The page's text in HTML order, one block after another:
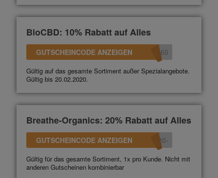
BioCBD: 10% Rabatt auf Alles
GUTSCHEINCODE ANZEIGEN 360
Gültig auf das gesamte Sortiment außer Spezialangebote.
Gültig bis 20.02.2020.
Breathe-Organics: 20% Rabatt auf Alles
GUTSCHEINCODE ANZEIGEN -20
Gültig für das gesamte Sortiment, 1x pro Kunde. Nicht mit
anderen Gutscheinen kombinierbar